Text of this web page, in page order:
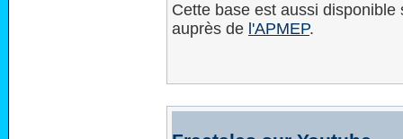
Cette base est aussi
auprès de l'APMEP.